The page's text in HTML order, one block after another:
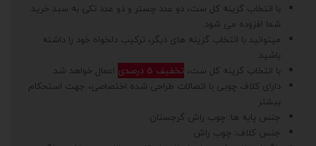
با انتخاب گزینه کل ست، دو عدد چستر و دو عدد تکی به سبد خرید
شما افزوده می شود.
میتوانید با انتخاب گزینه های دیگر، ترکیب دلخواه خود را داشته
باشید.
با انتخاب گزینه کل ست، تخفیف 5 درصدی
اعمال خواهد شد.
دارای کلاف چوبی با اتصالات طراحی شده اختصاصی، جهت استحکام
بیشتر
جنس پایه ها: چوب راش گرجستان
جنس کلاف: چوب راش